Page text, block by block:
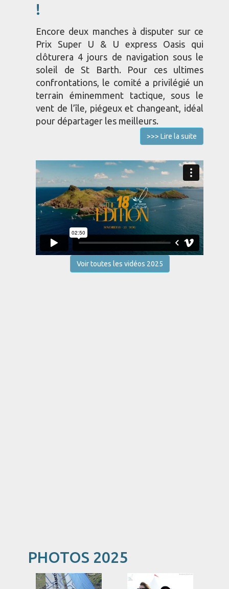
!
Encore deux manches à disputer sur ce
Prix Super U & U express Oasis qui
clôturera 4 jours de navigation sous le
soleil de St Barth. Pour ces ultimes
confrontations, le comité a privilégié un
terrain éminemment tactique, sous le
vent de l’île, piégeux et changeant, idéal
pour départager les meilleurs.
>>> Lire la suite
Voir toutes les vidéos 2025
PHOTOS 2025